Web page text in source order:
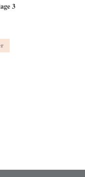
3